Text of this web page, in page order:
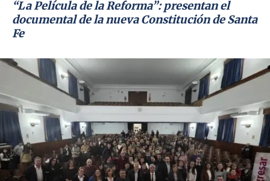
“La Película de la Reforma”: presentan el
documental de la nueva Constitución de Santa
Fe